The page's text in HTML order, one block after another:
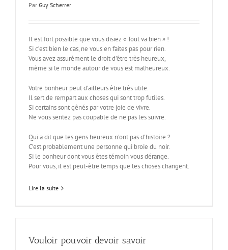
Par Guy Scherrer
Il est fort possible que vous disiez « Tout va bien » !
Si c’est bien le cas, ne vous en faites pas pour rien.
Vous avez assurément le droit d’être très heureux,
même si le monde autour de vous est malheureux.
Votre bonheur peut d’ailleurs être très utile.
Il sert de rempart aux choses qui sont trop futiles.
Si certains sont gênés par votre joie de vivre.
Ne vous sentez pas coupable de ne pas les suivre.
Qui a dit que les gens heureux n’ont pas d’histoire ?
C’est probablement une personne qui broie du noir.
Si le bonheur dont vous êtes témoin vous dérange.
Pour vous, il est peut-être temps que les choses changent.
Lire la suite
Vouloir pouvoir devoir savoir